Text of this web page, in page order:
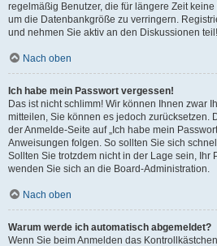
regelmäßig Benutzer, die für längere Zeit
um die Datenbankgröße zu verringern.
und nehmen Sie aktiv an den Diskussionen teil!
Nach oben
Ich habe mein Passwort vergessen!
Das ist nicht schlimm! Wir können Ihnen zwar
mitteilen, Sie können es jedoch zurücksetzen.
der Anmelde-Seite auf „Ich habe mein
Anweisungen folgen. So sollten Sie sich
Sollten Sie trotzdem nicht in der Lage sein, Ihr
wenden Sie sich an die Board-Administration.
Nach oben
Warum werde ich automatisch abgemeldet?
Wenn Sie beim Anmelden das